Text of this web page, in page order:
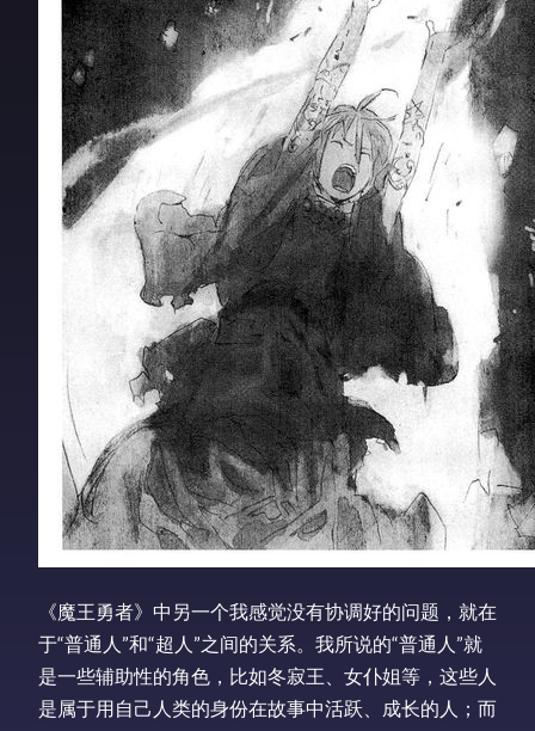
《魔王勇者》中另一个我感觉没有协调好的问题，就在
于“普通人”和“超人”之间的关系。我所说的“普通人”就
是一些辅助性的角色，比如冬寂王、女仆姐等，这些人
是属于用自己人类的身份在故事中活跃、成长的人；而